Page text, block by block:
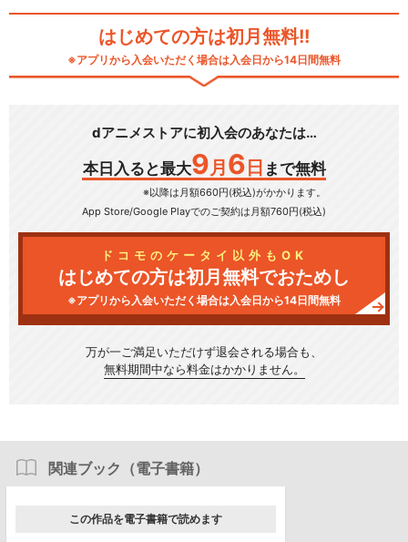
はじめての方は初月無料!!
※アプリから入会いただく場合は入会日から14日間無料
dアニメストアに初入会のあなたは…
本日入ると最大9 月 6 日 まで無料
※以降は月額660円(税込)がかかります。
App Store/Google Playでのご契約は月額760円(税込)
ドコモのケータイ以外もOK
はじめての方は初月無料でおためし
※アプリから入会いただく場合は入会日から14日間無料
万が一ご満足いただけず退会される場合も、
無料期間中なら料金はかかりません。
関連ブック（電子書籍）
この作品を電子書籍で読めます